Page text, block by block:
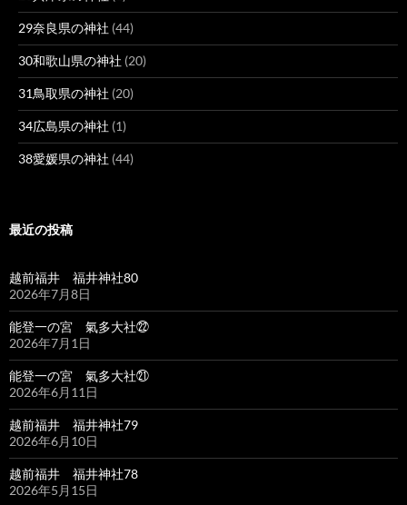
29奈良県の神社 (44)
30和歌山県の神社 (20)
31鳥取県の神社 (20)
34広島県の神社 (1)
38愛媛県の神社 (44)
最近の投稿
越前福井 福井神社80
2026年7月8日
能登一の宮 氣多大社㉒
2026年7月1日
能登一の宮 氣多大社㉑
2026年6月11日
越前福井 福井神社79
2026年6月10日
越前福井 福井神社78
2026年5月15日